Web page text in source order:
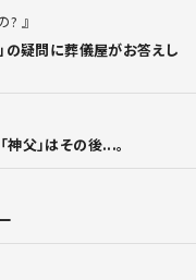
?
の疑問に葬儀屋がお答えし
父」はその後...。